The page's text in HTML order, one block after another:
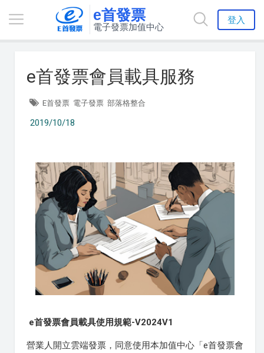
e首發票
電子發票加值中心
登入
e首發票會員載具服務
E首發票 電子發票 部落格整合
2019/10/18
e首發票會員載具使用規範-V2024V1
營業人開立雲端發票，同意使用本加值中心「e首發票會